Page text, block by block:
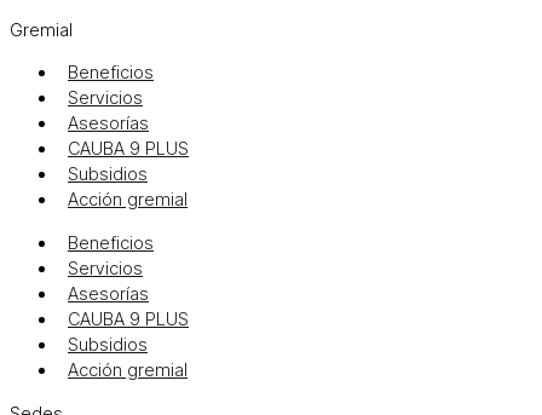
Gremial
Beneficios
Servicios
Asesorías
CAUBA 9 PLUS
Subsidios
Acción gremial
Beneficios
Servicios
Asesorías
CAUBA 9 PLUS
Subsidios
Acción gremial